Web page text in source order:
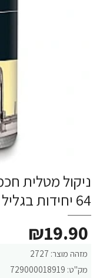
ניקול מטלית
64 יחידות בגליל
מזהה מוצר: 2727
מק"ט: 729000018919
₪19.90